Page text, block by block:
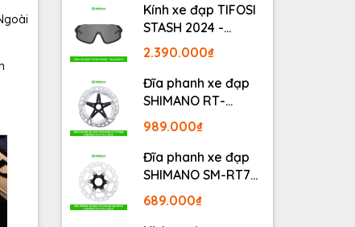
Kính xe đạp TIFOSI
STASH 2024 -
BLACKOUT
2.390.000₫
Đĩa phanh xe đạp
SHIMANO RT-
MT800 Center lock
Fullbox
989.000₫
Đĩa phanh xe đạp
SHIMANO SM-RT70
Center lock Fullbox
689.000₫